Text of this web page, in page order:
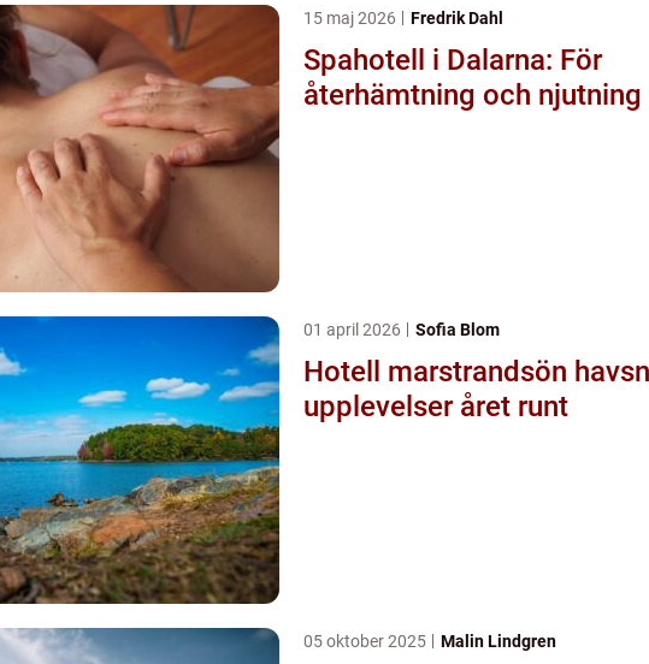
15 maj 2026 Fredrik Dahl
Spahotell i Dalarna: För
återhämtning och njutning
01 april 2026 Sofia Blom
Hotell marstrandsön havsnära
upplevelser året runt
05 oktober 2025 Malin Lindgren